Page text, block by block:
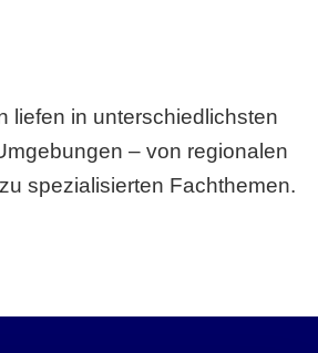
liefen in unterschiedlichsten
– von regionalen
spezialisierten Fachthemen.